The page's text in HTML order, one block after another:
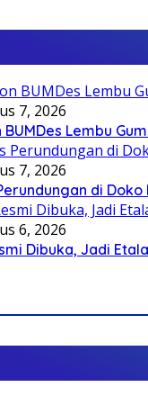
7, 2026
BUMDes Lembu
7, 2026
di
6, 2026
Dibuka, Jadi